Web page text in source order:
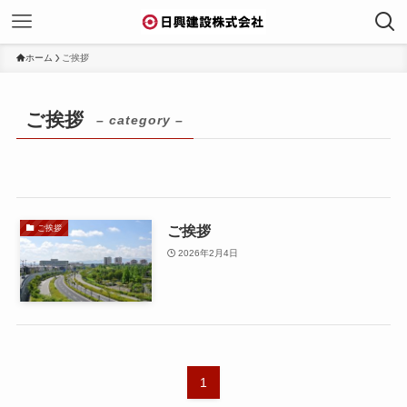
ホーム ご挨拶
ご挨拶 – category –
ご挨拶 ご挨拶
2026年2月4日
1